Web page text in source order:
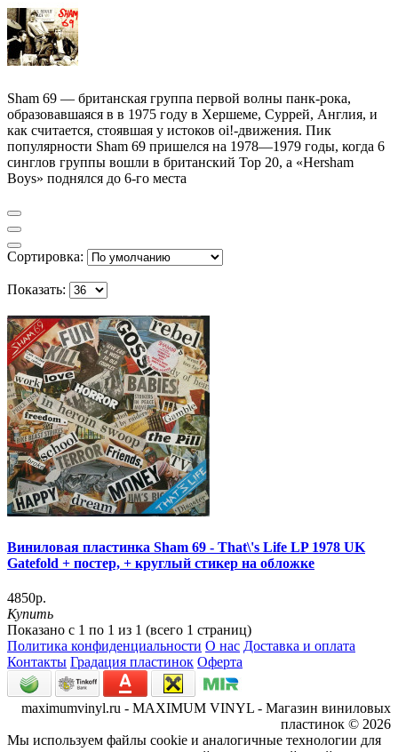
Sham 69 — британская группа первой волны панк-рокa,
образовавшаяся в в 1975 году в Хершеме, Суррей, Англия, и
как считается, стоявшая у истоков oi!-движения. Пик
популярности Sham 69 пришелся на 1978—1979 годы, когда 6
синглов группы вошли в британский Top 20, а «Hersham
Boys» поднялся до 6-го места
Сортировка:
Показать:
Виниловая пластинка Sham 69 - That\'s Life LP 1978 UK
Gatefold + постер, + круглый стикер на обложке
4850р.
Купить
Показано с 1 по 1 из 1 (всего 1 страниц)
Политика конфиденциальности О нас Доставка и оплата
Контакты Градация пластинок Оферта
maximumvinyl.ru - MAXIMUM VINYL - Магазин виниловых
пластинок © 2026
Мы используем файлы cookie и аналогичные технологии для